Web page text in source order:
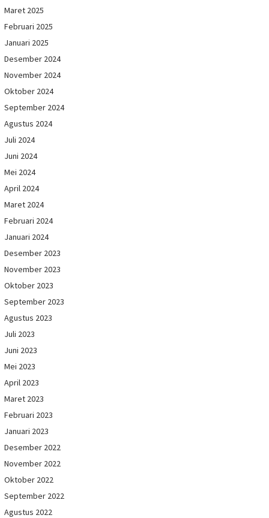
Maret 2025
Februari 2025
Januari 2025
Desember 2024
November 2024
Oktober 2024
September 2024
Agustus 2024
Juli 2024
Juni 2024
Mei 2024
April 2024
Maret 2024
Februari 2024
Januari 2024
Desember 2023
November 2023
Oktober 2023
September 2023
Agustus 2023
Juli 2023
Juni 2023
Mei 2023
April 2023
Maret 2023
Februari 2023
Januari 2023
Desember 2022
November 2022
Oktober 2022
September 2022
Agustus 2022